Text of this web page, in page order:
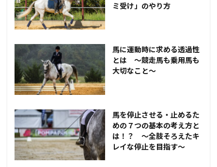
ミ受け」のやり方
馬に運動時に求める透過性
とは ～競走馬も乗用馬も
大切なこと～
馬を停止させる・止めるた
めの７つの基本の考え方と
は！？ ～全肢そろえたキ
レイな停止を目指す～